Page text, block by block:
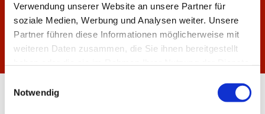
Verwendung unserer Website an unsere Partner für
soziale Medien, Werbung und Analysen weiter. Unsere
Partner führen diese Informationen möglicherweise mit
weiteren Daten zusammen, die Sie ihnen bereitgestellt
Notwendig
UMFANGREICHER
SERVICE.
Wir werden für Privatkunden und